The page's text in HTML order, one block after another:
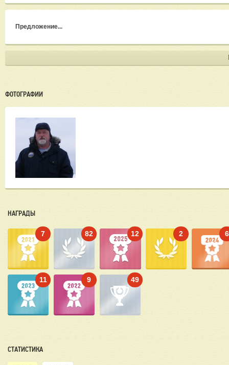
Предложение...
ФОТОГРАФИИ
НАГРАДЫ
7 82 12 2 6
11 9 49
СТАТИСТИКА